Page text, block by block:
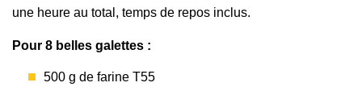
une heure au total, temps de repos inclus.
Pour 8 belles galettes :
500 g de farine T55